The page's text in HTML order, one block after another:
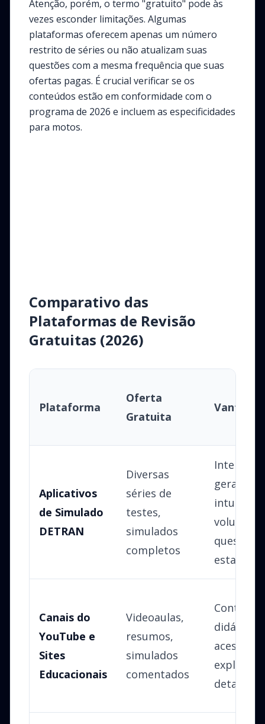
Atenção, porém, o termo "gratuito" pode às
vezes esconder limitações. Algumas
plataformas oferecem apenas um número
restrito de séries ou não atualizam suas
questões com a mesma frequência que suas
ofertas pagas. É crucial verificar se os
conteúdos estão em conformidade com o
programa de 2026 e incluem as especificidades
para motos.
Comparativo das
Plataformas de Revisão
Gratuitas (2026)
Plataforma
Oferta
Gratuita
Aplicativos
de Simulado
DETRAN
Diversas
séries de
testes,
simulados
completos
Interface
intuitiva,
volume
questões,
Canais do
YouTube e
Sites
Educacionais
Videoaulas,
resumos,
simulados
comentados
Conteúdo
didático
acesso